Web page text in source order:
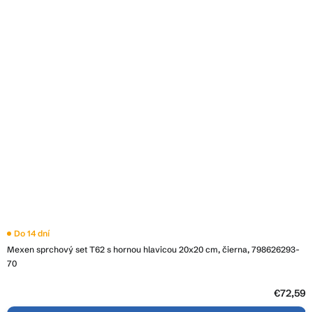
Mexen sprchový set T62 s hornou hlavicou 20x20 cm, čierna, 798626293-
70
Do 14 dní
€72,59